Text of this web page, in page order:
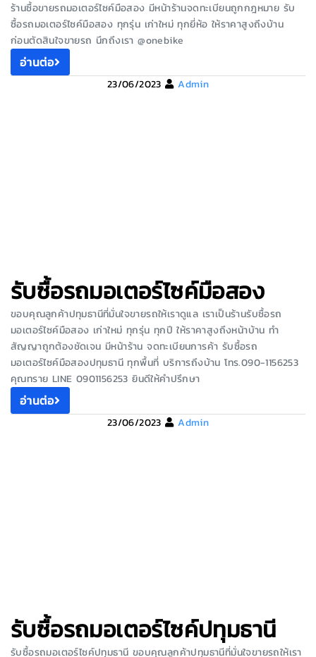
ร้านซื้อขายรถมอเตอร์ไซค์มือสอง มีหน้าร้านจดทะเบียนถูกกฎหมาย รับ
ซื้อรถมอเตอร์ไซค์มือสอง ทุกรุ่น เก่าใหม่ ทุกยี่ห้อ ให้ราคาสูงถึงบ้าน
ก่อนตัดสินใจขายรถ นึกถึงเรา @onebike
อ่านต่อ
23/06/2023 Admin
รับซื้อรถมอเตอร์ไซค์มือสอง
ขอบคุณลูกค้าปทุมธานีที่มั่นใจขายรถให้เราดูแล เราเป็นร้านรับซื้อรถ
มอเตอร์ไซค์มือสอง เก่าใหม่ ทุกรุ่น ทุกปี ให้ราคาสูงถึงหน้าบ้าน ทำ
สัญญาถูกต้องชัดเจน มีหน้าร้าน จดทะเบียนการค้า รับซื้อรถ
มอเตอร์ไซค์มือสองปทุมธานี ทุกพื้นที่ บริการถึงบ้าน โทร.090-1156253
คุณทราย LINE 0901156253 ยินดีให้คำปรึกษา
อ่านต่อ
23/06/2023 Admin
รับซื้อรถมอเตอร์ไซค์ปทุมธานี
รับซื้อรถมอเตอร์ไซค์ปทุมธานี ขอบคุณลูกค้าปทุมธานีที่มั่นใจขายรถให้เรา